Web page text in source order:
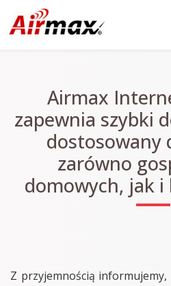
Airmax
zapewnia szybki
dostosowany
zarówno
domowych, jak
Z przyjemnością informujemy,